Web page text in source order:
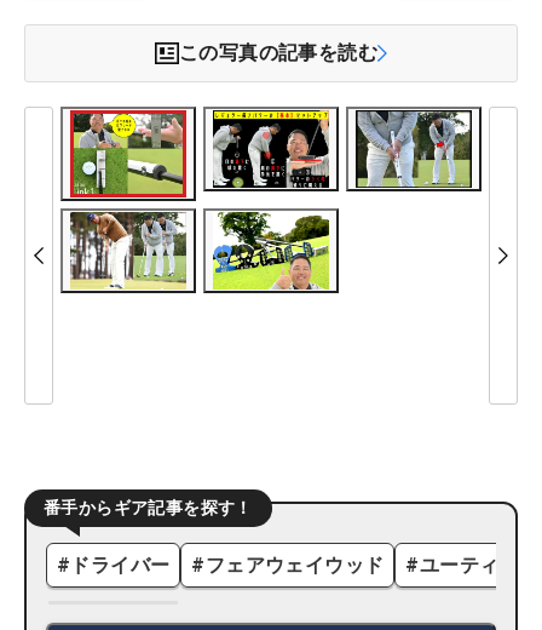
この写真の記事を読む
番手からギア記事を探す！
# ドライバー #フェアウェイウッド #ユーティリ